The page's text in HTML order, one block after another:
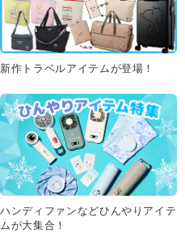
新作トラベルアイテムが登場！
ハンディファンなどひんやりアイテ
ムが大集合！